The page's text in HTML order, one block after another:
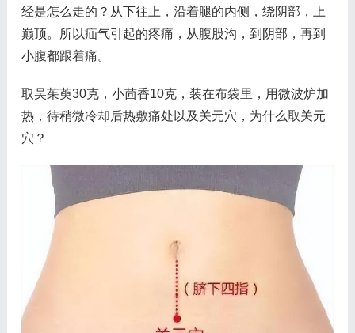
经是怎么走的？从下往上，沿着腿的内侧，绕阴部，上
巅顶。所以疝气引起的疼痛，从腹股沟，到阴部，再到
小腹都跟着痛。
取吴茱萸30克，小茴香10克，装在布袋里，用微波炉加
热，待稍微冷却后热敷痛处以及关元穴，为什么取关元
穴？